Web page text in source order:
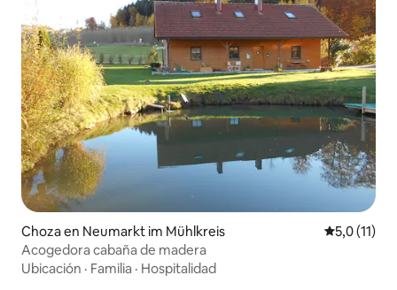
Choza en Neumarkt im Mühlkreis Calificación
5,0 (11)
Acogedora cabaña de madera
Ubicación · Familia · Hospitalidad